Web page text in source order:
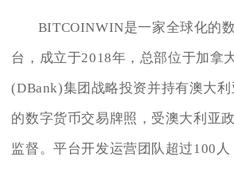
BITCOINWIN是一家全球化的
台，成立于2018年，总部位于加拿
(DBank)集团战略投资并持有澳大
的数字货币交易牌照，受澳大利亚
监督。平台开发运营团队超过100